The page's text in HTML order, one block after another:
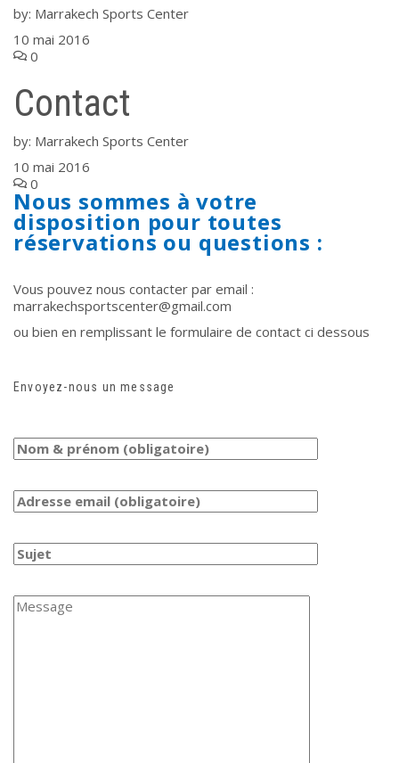
by: Marrakech Sports Center
10 mai 2016
0
Contact
by: Marrakech Sports Center
10 mai 2016
0
Nous sommes à votre
disposition pour toutes
réservations ou questions :
Vous pouvez nous contacter par email :
marrakechsportscenter@gmail.com
ou bien en remplissant le formulaire de contact ci dessous
Envoyez-nous un message